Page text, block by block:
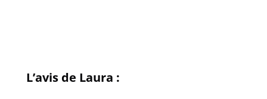
L’avis de Laura :